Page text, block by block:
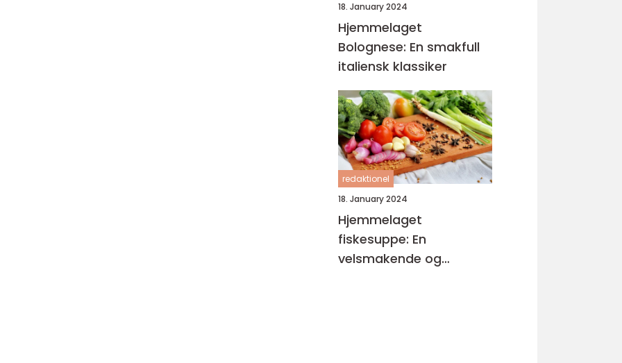
18. January 2024
Hjemmelaget
Bolognese: En smakfull
italiensk klassiker
redaktionel
18. January 2024
Hjemmelaget
fiskesuppe: En
velsmakende og